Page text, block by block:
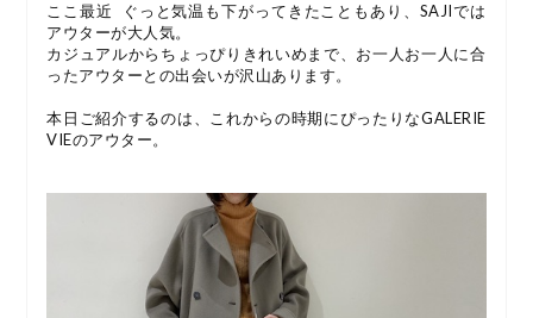
ここ最近 ぐっと気温も下がってきたこともあり、SAJIでは
アウターが大人気。
カジュアルからちょっぴりきれいめまで、お一人お一人に合
ったアウターとの出会いが沢山あります。
本日ご紹介するのは、これからの時期にぴったりなGALERIE
VIEのアウター。